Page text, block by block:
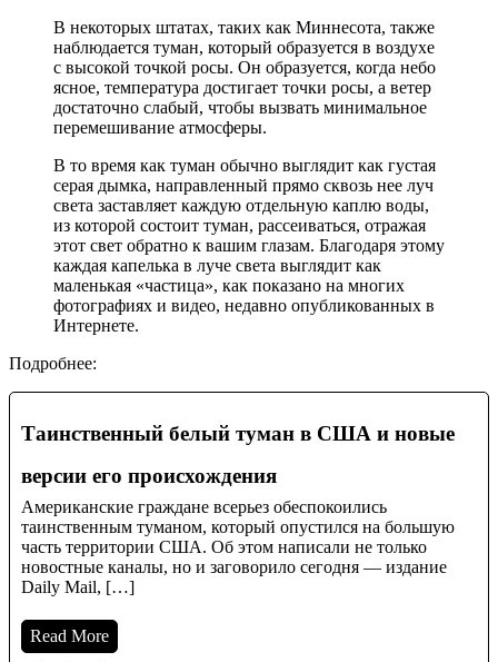
В некоторых штатах, таких как Миннесота, также
наблюдается туман, который образуется в воздухе
с высокой точкой росы. Он образуется, когда небо
ясное, температура достигает точки росы, а ветер
достаточно слабый, чтобы вызвать минимальное
перемешивание атмосферы.
В то время как туман обычно выглядит как густая
серая дымка, направленный прямо сквозь нее луч
света заставляет каждую отдельную каплю воды,
из которой состоит туман, рассеиваться, отражая
этот свет обратно к вашим глазам. Благодаря этому
каждая капелька в луче света выглядит как
маленькая «частица», как показано на многих
фотографиях и видео, недавно опубликованных в
Интернете.
Подробнее:
Таинственный белый туман в США и новые
версии его происхождения
Американские граждане всерьез обеспокоились
таинственным туманом, который опустился на большую
часть территории США. Об этом написали не только
новостные каналы, но и заговорило сегодня — издание
Daily Mail, […]
Read More